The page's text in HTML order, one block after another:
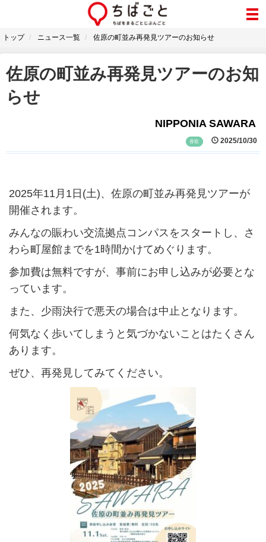
トップ ニュース一覧 佐原の町並み再発見ツアーのお知らせ
佐原の町並み再発見ツアーのお知
らせ
NIPPONIA SAWARA
香取 2025/10/30
2025年11月1日(土)、佐原の町並み再発見ツアーが
開催されます。
みんなの賑わい交流拠点コンパスをスタートし、さ
わら町屋館までを1時間かけてめぐります。
参加費は無料ですが、事前にお申し込みが必要とな
っています。
また、少雨決行で悪天の場合は中止となります。
何気なく歩いてしまうと気づかないことはたくさん
あります。
ぜひ、再発見してみてください。